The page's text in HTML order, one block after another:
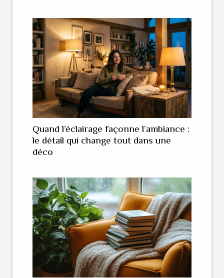
Quand l’éclairage façonne l’ambiance :
le détail qui change tout dans une
déco